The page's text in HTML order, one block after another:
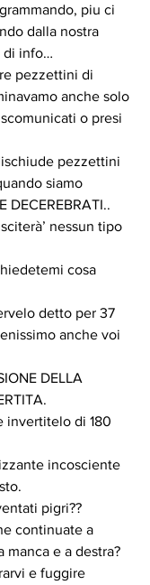
piu ci
dalla nostra
di info…
pezzettini di
anche solo
o presi
pezzettini
siamo
DECEREBRATI..
nessun tipo
cosa
detto per 37
anche voi
DELLA
invertitelo di 180
incosciente
pigri??
continuate a
manca e a destra?
e fuggire